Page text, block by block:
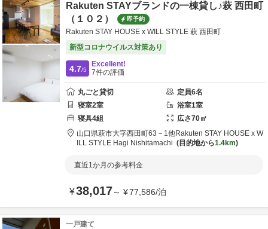
Rakuten STAYブランドの一棟貸し♪萩 西田町
（１０２）
即予約
Rakuten STAY HOUSE x WILL STYLE 萩 西田町
新型コロナウイルス対策あり
4.7/5
Excellent!
7件の評価
丸ごと貸切 定員6名
寝室2室 浴室1室
寝具4組 広さ70㎡
山口県萩市大字西田町63－1他Rakuten STAY HOUSE x W
ILL STYLE Hagi Nishitamachi
目的地から1.4km
直近1か月の参考料金
¥38,017～ ¥77,586/泊
一戸建て